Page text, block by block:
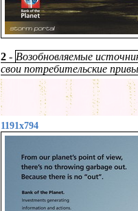
2 - Возобновляемые
свои потребительские
1191x794